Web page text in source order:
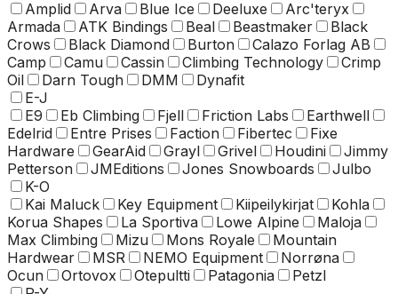
Amplid
Arva Blue Ice Deeluxe
Arc'teryx
Armada
ATK Bindings Beal Beastmaker
Black
Crows
Black Diamond Burton
Calazo Forlag AB
Camp
Camu Cassin Climbing Technology
Crimp
Oil
Darn Tough DMM
Dynafit
E-J
E9
Eb Climbing Fjell Friction Labs
Earthwell
Edelrid
Entre Prises Faction Fibertec
Fixe
Hardware
GearAid Grayl Grivel Houdini
Jimmy
Petterson
JMEditions Jones Snowboards
Julbo
K-O
Kai Maluck
Key Equipment Kiipeilykirjat
Kohla
Korua Shapes
La Sportiva Lowe Alpine
Maloja
Max Climbing
Mizu Mons Royale
Mountain
Hardwear
MSR NEMO Equipment
Norrøna
Ocun
Ortovox Otepultti Patagonia
Petzl